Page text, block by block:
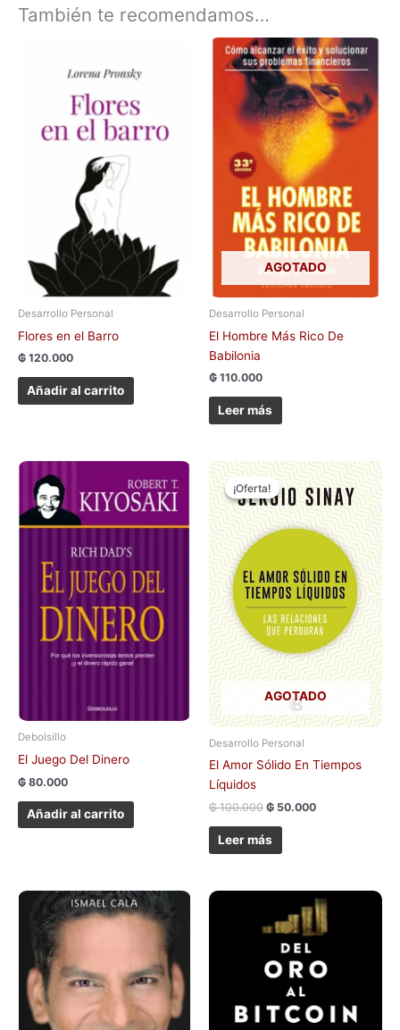
También te recomendamos…
Desarrollo Personal
Flores en el Barro
₲ 120.000
Añadir al carrito
AGOTADO
Desarrollo Personal
El Hombre Más Rico De
Babilonia
₲ 110.000
Leer más
Debolsillo
El Juego Del Dinero
₲ 80.000
Añadir al carrito
¡Oferta!
AGOTADO
¡Oferta!
Desarrollo Personal
El Amor Sólido En Tiempos
Líquidos
₲100.000
El
precio
original
era:
₲ 100.000.
₲ 50.000
El
precio
actual
es:
₲ 50.000.
Leer más